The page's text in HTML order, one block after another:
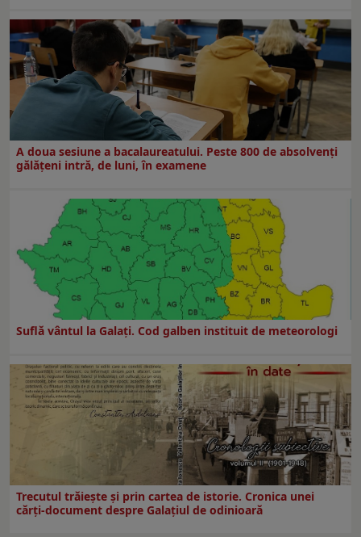
A doua sesiune a bacalaureatului. Peste 800 de absolvenţi
gălăţeni intră, de luni, în examene
Suflă vântul la Galaţi. Cod galben instituit de meteorologi
Trecutul trăiește și prin cartea de istorie. Cronica unei
cărți-document despre Galațiul de odinioară